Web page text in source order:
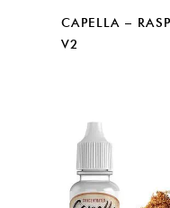
CAPELLA –
V2